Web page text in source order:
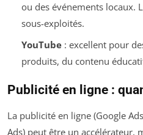
ou des événements locaux.
sous-exploités.
YouTube: excellent pour
produits, du contenu
Publicité en ligne :
La publicité en ligne (Google
Ads) peut être un accélérateur,